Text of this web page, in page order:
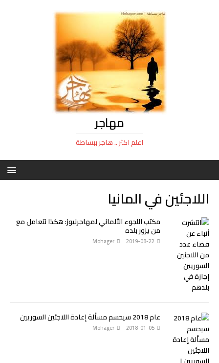
مهاجر
اعلم اكثر .. هاجر ببساطة
اللاجئين في المانيا
مكتب اللجوء الألماني لمهاجرنيوز: هكذا نتعامل مع
من يزور بلده
2019-08-22
Mohager
عام 2018 سيحسم مسألة إعادة اللاجئين السوريين
2018-01-05
Mohager